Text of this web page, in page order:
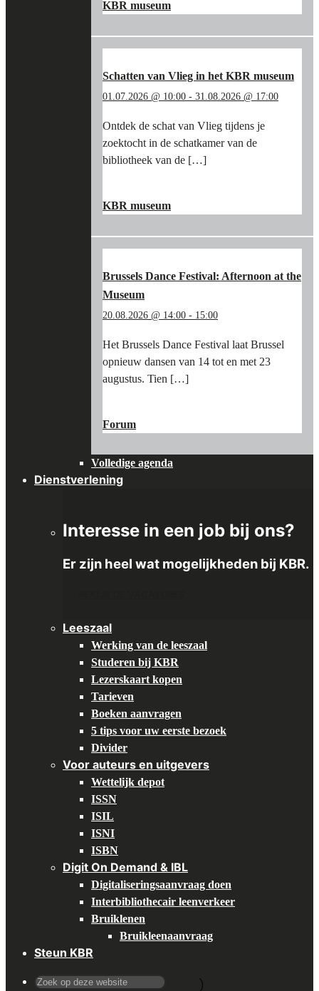
DE
VAN
EN
BOURGONDIËRS
IN
HET
KBR museum
Schatten van Vlieg in het KBR museum
01.07.2026 @ 10:00 - 31.08.2026 @ 17:00
Ontdek de schat van Vlieg tijdens je
zoektocht in de schatkamer van de
bibliotheek van de […]
VLIEG
MUSEUM"
KBR museum
Brussels Dance Festival: Afternoon at the
Museum
20.08.2026 @ 14:00 - 15:00
Het Brussels Dance Festival laat Brussel
opnieuw dansen van 14 tot en met 23
augustus. Tien […]
FESTIVAL:
AT
Forum
Volledige agenda
Dienstverlening
Interesse in een job bij ons?
Er zijn heel wat mogelijkheden bij KBR.
Leeszaal
Werking van de leeszaal
Studeren bij KBR
Lezerskaart kopen
Tarieven
Boeken aanvragen
5 tips voor uw eerste bezoek
Divider
Voor auteurs en uitgevers
Wettelijk depot
ISSN
ISIL
ISNI
ISBN
Digit On Demand & IBL
Digitaliseringsaanvraag doen
Interbibliothecair leenverkeer
Bruiklenen
Bruikleenaanvraag
Steun KBR
Search